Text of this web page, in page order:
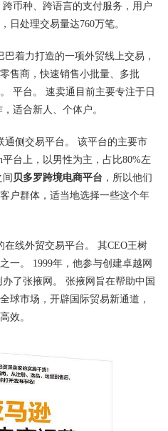
币种、跨语言的支付服务，用户
日处理交易量达760万笔。
着力打造的一项外贸线上交易，
售商，快速销售小批量、多批
平台。 速卖通目前主要专注于日
适合新人、个体户。
通侧交易平台。 该平台的主要市
台上，以男性为主，占比80%左
贝多罗跨境电商平台 ，所以他们
户群体，适当地选择一些这个年
线外贸交易平台。 其CEO王树
一。 1999年，他参与创建卓越网
了张掖网。 张掖网旨在帮助中国
球市场，开辟国际贸易新通道，
效。